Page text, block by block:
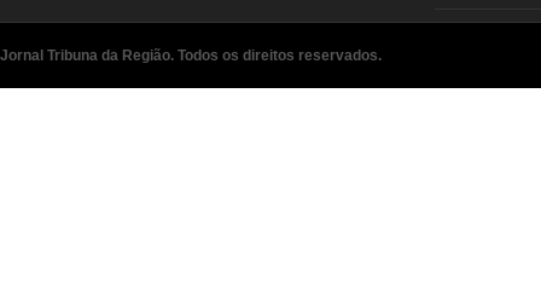
Jornal Tribuna da Região. Todos os direitos reservados.